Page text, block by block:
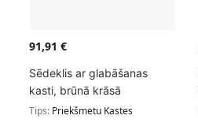
91,91 €
Sēdeklis ar glabāšanas
kasti, brūnā krāsā
Tips: Priekšmetu Kastes